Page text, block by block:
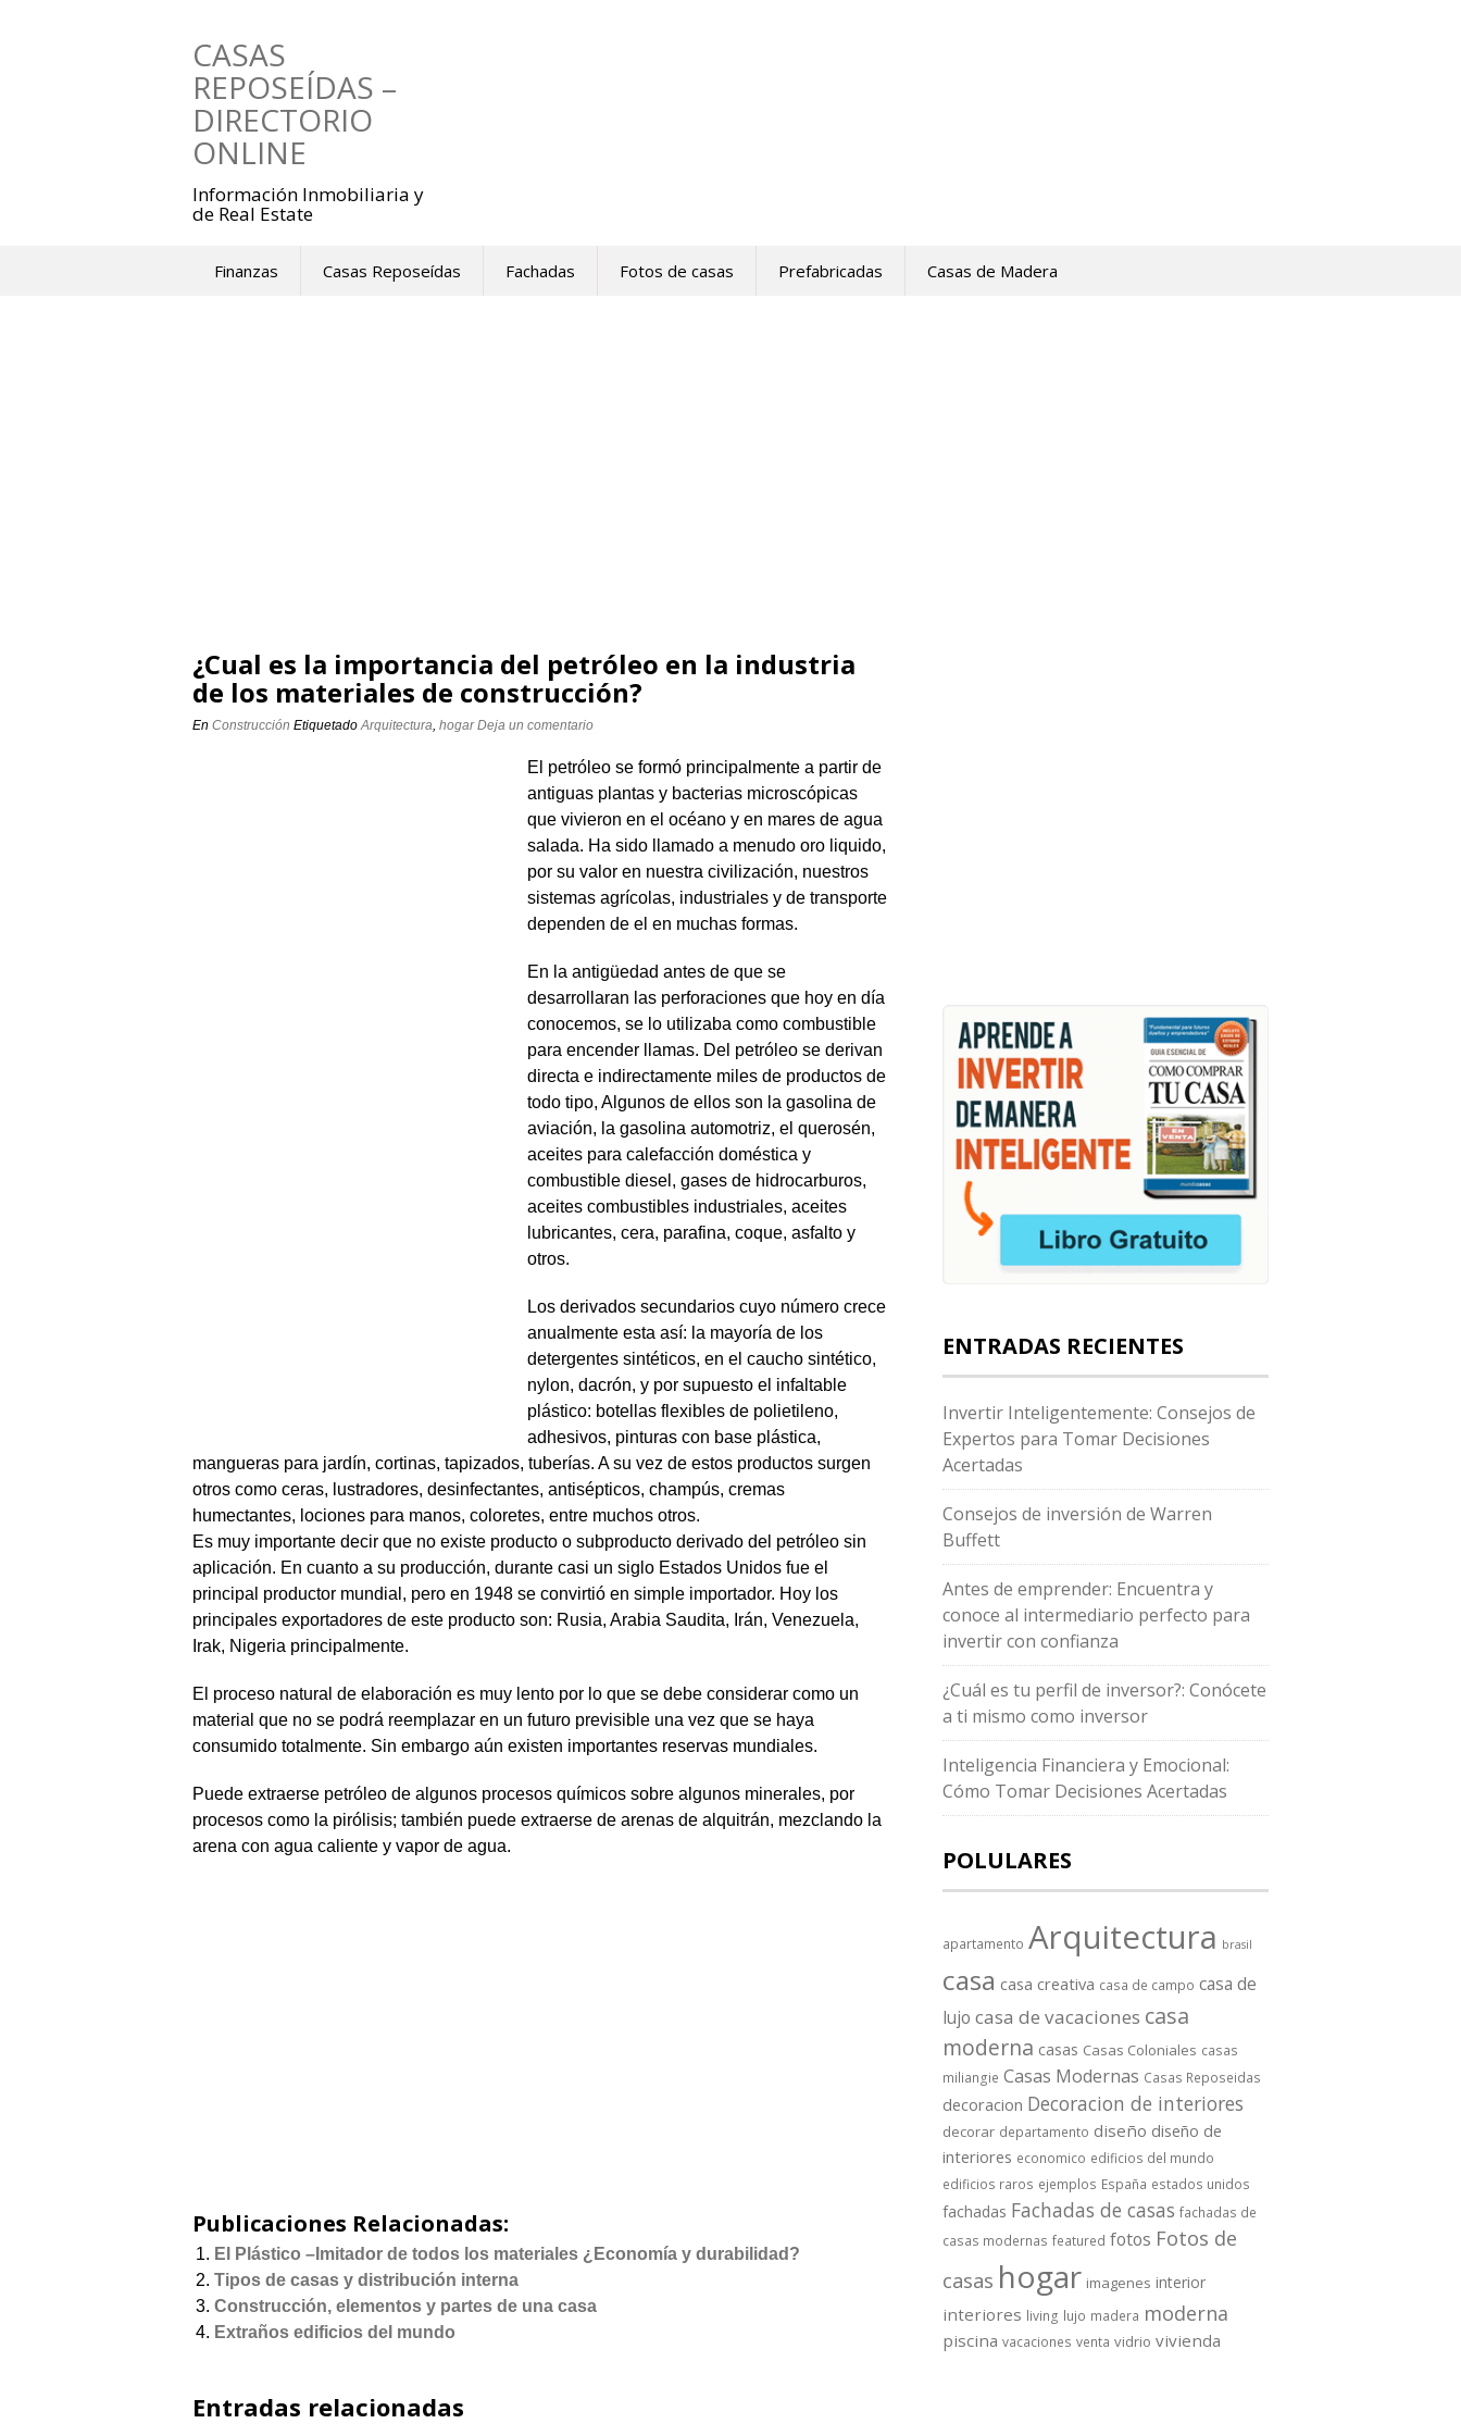
CASAS
REPOSEÍDAS –
DIRECTORIO
ONLINE
Información Inmobiliaria y
de Real Estate
Finanzas Casas Reposeídas Fachadas Fotos de casas Prefabricadas Casas de Madera
¿Cual es la importancia del petróleo en la industria
de los materiales de construcción?
En Construcción EtiquetadoArquitectura, hogar Deja un comentario
El petróleo se formó principalmente a partir de
antiguas plantas y bacterias microscópicas
que vivieron en el océano y en mares de agua
salada. Ha sido llamado a menudo oro liquido,
por su valor en nuestra civilización, nuestros
sistemas agrícolas, industriales y de transporte
dependen de el en muchas formas.
En la antigüedad antes de que se
desarrollaran las perforaciones que hoy en día
conocemos, se lo utilizaba como combustible
para encender llamas. Del petróleo se derivan
directa e indirectamente miles de productos de
todo tipo, Algunos de ellos son la gasolina de
aviación, la gasolina automotriz, el querosén,
aceites para calefacción doméstica y
combustible diesel, gases de hidrocarburos,
aceites combustibles industriales, aceites
lubricantes, cera, parafina, coque, asfalto y
otros.
Los derivados secundarios cuyo número crece
anualmente esta así: la mayoría de los
detergentes sintéticos, en el caucho sintético,
nylon, dacrón, y por supuesto el infaltable
plástico: botellas flexibles de polietileno,
adhesivos, pinturas con base plástica,
mangueras para jardín, cortinas, tapizados, tuberías. A su vez de estos productos surgen
otros como ceras, lustradores, desinfectantes, antisépticos, champús, cremas
humectantes, lociones para manos, coloretes, entre muchos otros.
Es muy importante decir que no existe producto o subproducto derivado del petróleo sin
aplicación. En cuanto a su producción, durante casi un siglo Estados Unidos fue el
principal productor mundial, pero en 1948 se convirtió en simple importador. Hoy los
principales exportadores de este producto son: Rusia, Arabia Saudita, Irán, Venezuela,
Irak, Nigeria principalmente.
El proceso natural de elaboración es muy lento por lo que se debe considerar como un
material que no se podrá reemplazar en un futuro previsible una vez que se haya
consumido totalmente. Sin embargo aún existen importantes reservas mundiales.
Puede extraerse petróleo de algunos procesos químicos sobre algunos minerales, por
procesos como la pirólisis; también puede extraerse de arenas de alquitrán, mezclando la
arena con agua caliente y vapor de agua.
Publicaciones Relacionadas:
El Plástico –Imitador de todos los materiales ¿Economía y durabilidad?
Tipos de casas y distribución interna
Construcción, elementos y partes de una casa
Extraños edificios del mundo
Entradas relacionadas
ENTRADAS RECIENTES
Invertir Inteligentemente: Consejos de
Expertos para Tomar Decisiones
Acertadas
Consejos de inversión de Warren
Buffett
Antes de emprender: Encuentra y
conoce al intermediario perfecto para
invertir con confianza
¿Cuál es tu perfil de inversor?: Conócete
a ti mismo como inversor
Inteligencia Financiera y Emocional:
Cómo Tomar Decisiones Acertadas
POLULARES
apartamento Arquitectura brasil
casa casa creativa casa de campo casa de
lujo casa de vacaciones casa
moderna casas Casas Coloniales casas
miliangie Casas Modernas Casas Reposeidas
decoracion Decoracion de interiores
decorar departamento diseño diseño de
interiores economico edificios del mundo
edificios raros ejemplos España estados unidos
fachadas Fachadas de casas fachadas de
casas modernas featured fotos Fotos de
casas hogar imagenes interior
interiores living lujo madera moderna
piscina vacaciones venta vidrio vivienda